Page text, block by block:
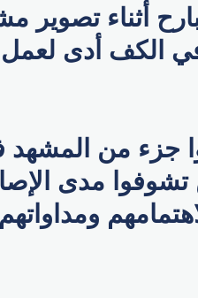
أثناء تصوير
جزء من المشهد
مدى